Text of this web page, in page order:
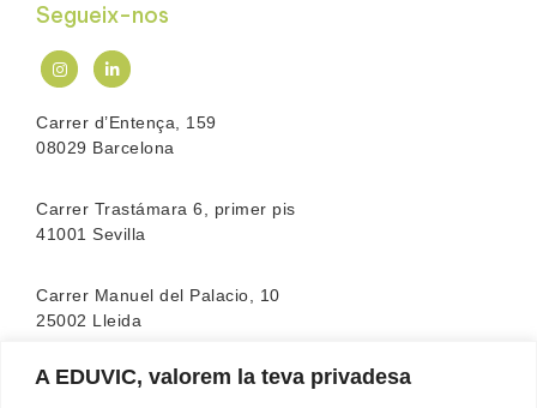
A EDUVIC, valorem la teva privadesa
Segueix-nos
Carrer d’Entença, 159
08029 Barcelona
Carrer Trastámara 6, primer pis
41001 Sevilla
Carrer Manuel del Palacio, 10
25002 Lleida
L’escola compta amb l’acreditació de laFEATF